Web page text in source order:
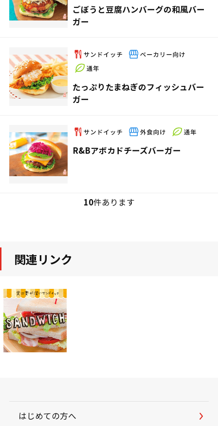
ごぼうと豆腐ハンバーグの和風バー
ガー
たっぷりたまねぎのフィッシュバー
ガー
R&Bアボカドチーズバーガー
10件あります
関連リンク
はじめての方へ